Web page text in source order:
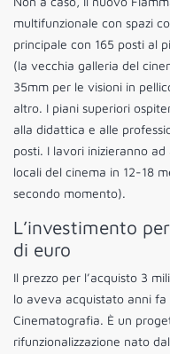
multifunzionale con spazi
principale con 165 posti al
(la vecchia galleria del
35mm per le visioni in
altro. I piani superiori
alla didattica e alle
posti. I lavori inizieranno
locali del cinema in 12-18
secondo momento).
L’investimento
di euro
Il prezzo per l’acquisto 3
lo aveva acquistato anni
Cinematografia. È un
rifunzionalizzazione nato